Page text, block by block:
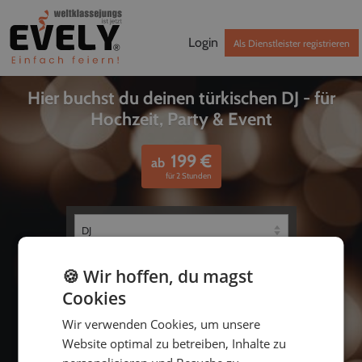
Login Als Dienstleister registrieren
Hier buchst du deinen türkischen DJ - für
Hochzeit, Party & Event
ab 199€
für 2 Stunden
bis
🍪 Wir hoffen, du magst
Cookies
Wir verwenden Cookies, um unsere
Website optimal zu betreiben, Inhalte zu